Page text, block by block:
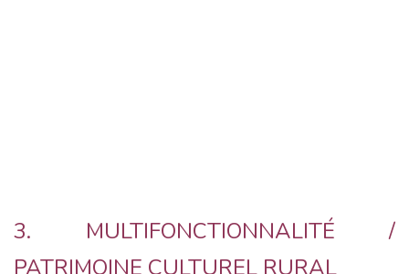
3. MULTIFONCTIONNALITÉ /
PATRIMOINE CULTUREL RURAL